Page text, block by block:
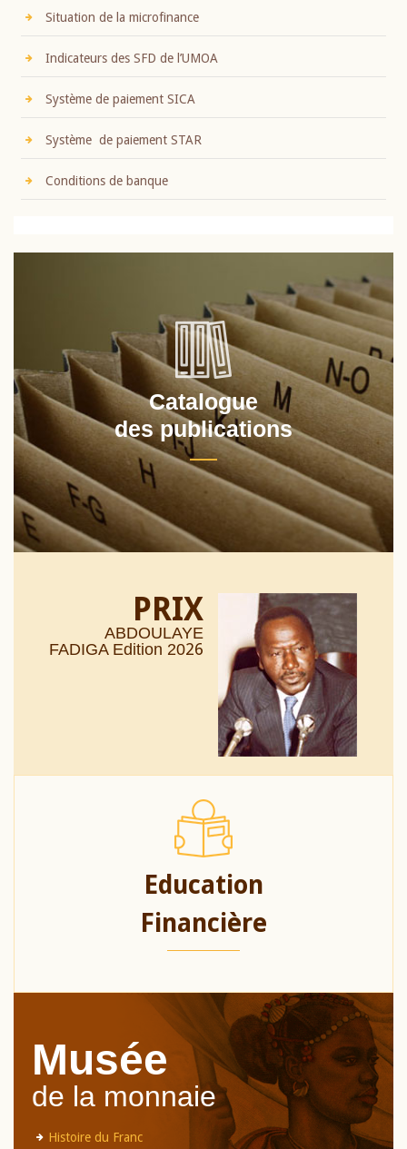
Situation de la microfinance
Indicateurs des SFD de l’UMOA
Système de paiement SICA
Système de paiement STAR
Conditions de banque
Catalogue
des publications
PRIX
ABDOULAYE
FADIGA Edition 2026
Education
Financière
Musée
de la monnaie
Histoire du Franc